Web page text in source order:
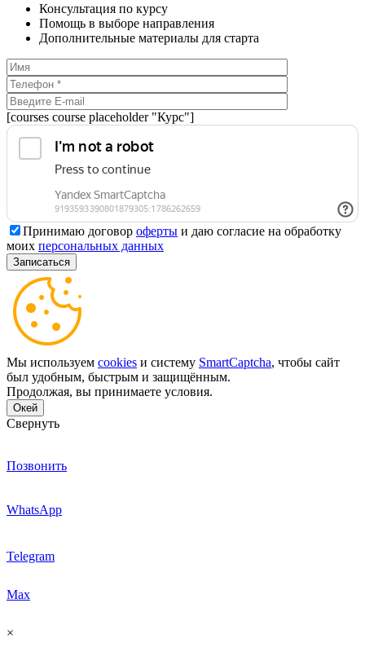
Консультация по курсу
Помощь в выборе направления
Дополнительные материалы для старта
[courses course placeholder "Курс"]
Принимаю договор оферты и даю согласие на обработку
моих персональных данных
Мы используем cookies и систему SmartCaptcha, чтобы сайт
был удобным, быстрым и защищённым.
Продолжая, вы принимаете условия.
Окей
Свернуть
Позвонить
WhatsApp
Telegram
Max
×